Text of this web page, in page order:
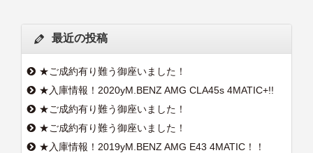
最近の投稿
★ご成約有り難う御座いました！
★入庫情報！2020yM.BENZ AMG CLA45s 4MATIC+!!
★ご成約有り難う御座いました！
★ご成約有り難う御座いました！
★入庫情報！2019yM.BENZ AMG E43 4MATIC！！